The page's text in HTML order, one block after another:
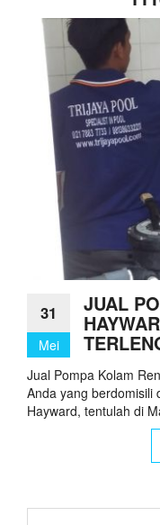
31
Mei
JUAL
Jual Pompa Kolam
Anda yang berdomisili
Hayward, tentulah di